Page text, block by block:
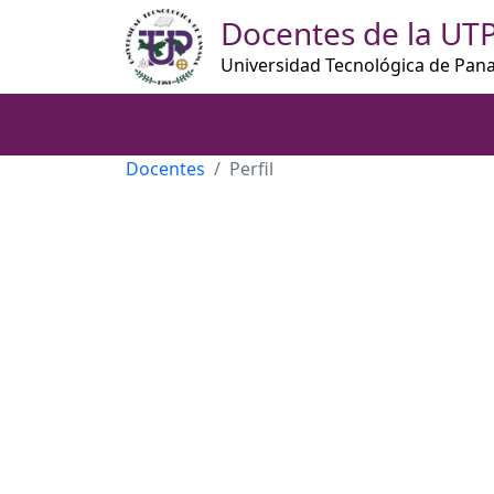
Docentes de la
Universidad Tecnológica de
Docentes
Perfil